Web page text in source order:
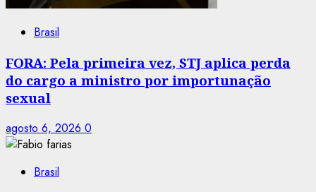
Brasil
FORA: Pela primeira vez, STJ aplica perda
do cargo a ministro por importunação
sexual
agosto 6, 2026 0
Brasil